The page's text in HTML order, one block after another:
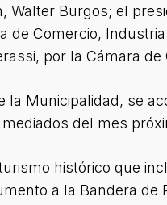
Walter Burgos; el
de Comercio,
por la Cámara
la Municipalidad, se
del mes
histórico que
a la Bandera de